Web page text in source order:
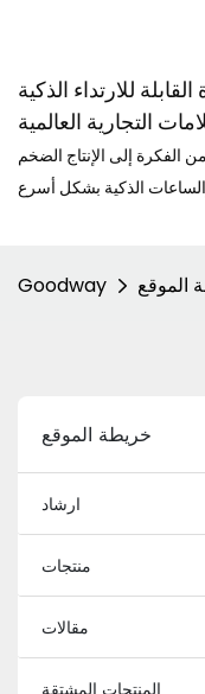
للارتداء الذكية
التجارية العالمية
Goodway الموقع
خريطة الموقع
ارشاد
منتجات
مقالات
المنتجات المشتقة